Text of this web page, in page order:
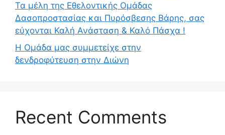
Τα μέλη της Εθελοντικής Ομάδας
Δασοπροστασίας και Πυρόσβεσης Βάρης, σας
εύχονται Καλή Ανάσταση & Καλό Πάσχα !
Η Ομάδα μας συμμετείχε στην
δενδροφύτευση στην Διώνη
Recent Comments